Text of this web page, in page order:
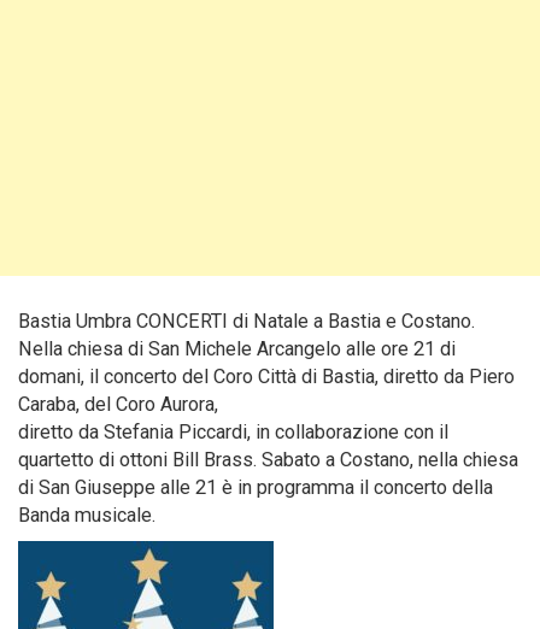
Bastia Umbra CONCERTI di Natale a Bastia e Costano.
Nella chiesa di San Michele Arcangelo alle ore 21 di
domani, il concerto del Coro Città di Bastia, diretto da Piero
Caraba, del Coro Aurora,
diretto da Stefania Piccardi, in collaborazione con il
quartetto di ottoni Bill Brass. Sabato a Costano, nella chiesa
di San Giuseppe alle 21 è in programma il concerto della
Banda musicale.